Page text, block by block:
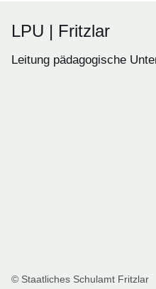
LPU | Fritzlar
Leitung pädagogische
© Staatliches Schulamt Fritzlar